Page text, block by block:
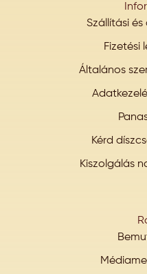
Szállítási
Fizetési
Általános
Kérd
Kiszolgálás